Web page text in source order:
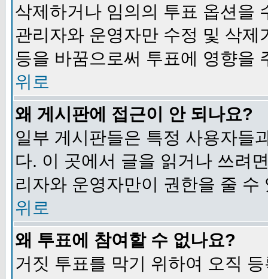
삭제하거나 임의의 투표 옵션을
관리자와 운영자만 수정 및 삭
등을 바꿈으로써 투표에 영향을
위로
왜 게시판에 접근이 안 되나요?
일부 게시판들은 특정 사용자들
다. 이 곳에서 글을 읽거나 쓰려
리자와 운영자만이 권한을 줄
위로
왜 투표에 참여할 수 없나요?
거짓 투표를 막기 위하여 오직